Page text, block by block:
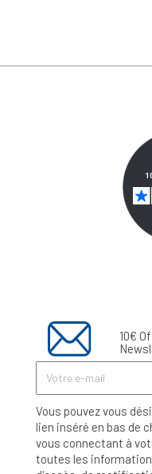
10€
Vous pouvez vous
lien inséré en bas de
vous connectant à
toutes les